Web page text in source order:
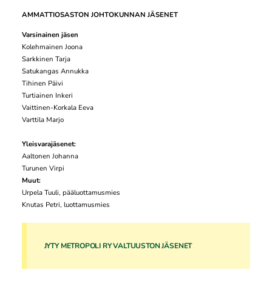
AMMATTIOSASTON JOHTOKUNNAN JÄSENET
Varsinainen jäsen
Kolehmainen Joona
Sarkkinen Tarja
Satukangas Annukka
Tihinen Päivi
Turtiainen Inkeri
Vaittinen-Korkala Eeva
Varttila Marjo
Yleisvarajäsenet:
Aaltonen Johanna
Turunen Virpi
Muut:
Urpela Tuuli, pääluottamusmies
Knutas Petri, luottamusmies
JYTY METROPOLI RY VALTUUSTON JÄSENET